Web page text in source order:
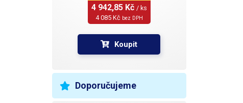
4 942,85 Kč / ks
4 085 Kč bez DPH
Koupit
Doporučujeme